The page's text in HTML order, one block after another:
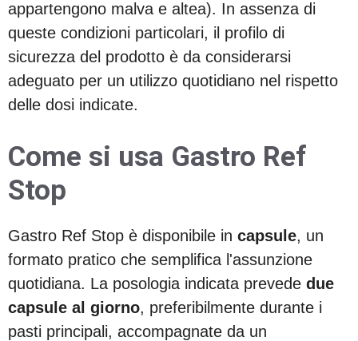
appartengono malva e altea). In assenza di
queste condizioni particolari, il profilo di
sicurezza del prodotto è da considerarsi
adeguato per un utilizzo quotidiano nel rispetto
delle dosi indicate.
Come si usa Gastro Ref
Stop
Gastro Ref Stop è disponibile in capsule, un
formato pratico che semplifica l'assunzione
quotidiana. La posologia indicata prevede due
capsule al giorno, preferibilmente durante i
pasti principali, accompagnate da un